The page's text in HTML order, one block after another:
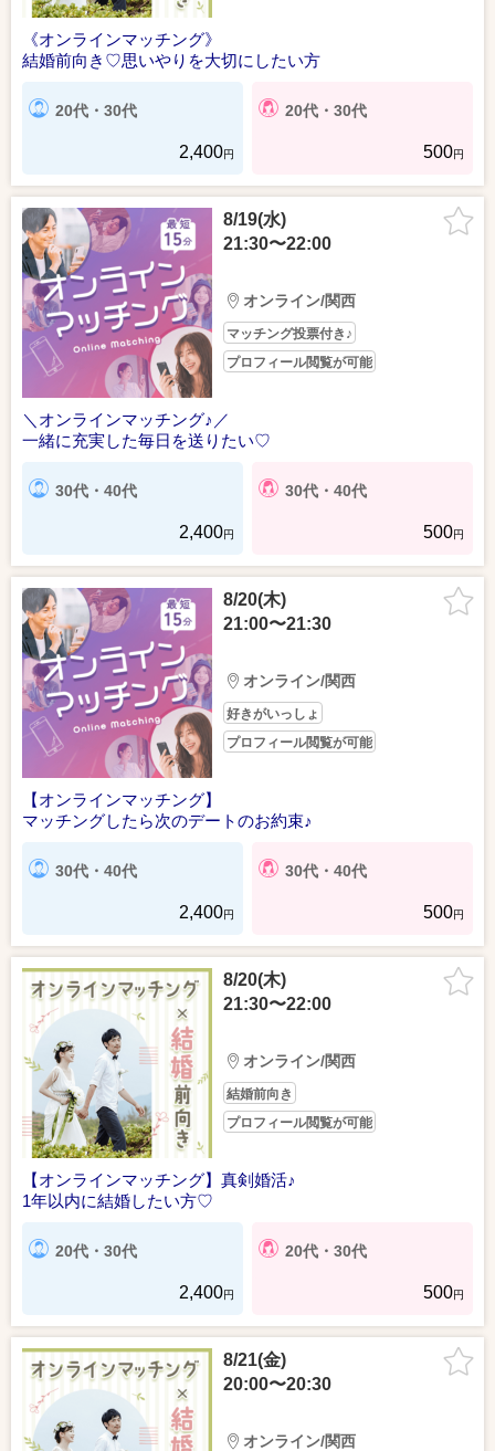
《オンラインマッチング》
結婚前向き♡思いやりを大切にしたい方
20代・30代
2,400円
20代・30代
500円
8/19(水)
21:30〜22:00
オンライン/関西
マッチング投票付き♪
プロフィール閲覧が可能
＼オンラインマッチング♪／
一緒に充実した毎日を送りたい♡
30代・40代
2,400円
30代・40代
500円
8/20(木)
21:00〜21:30
オンライン/関西
好きがいっしょ
プロフィール閲覧が可能
【オンラインマッチング】
マッチングしたら次のデートのお約束♪
30代・40代
2,400円
30代・40代
500円
8/20(木)
21:30〜22:00
オンライン/関西
結婚前向き
プロフィール閲覧が可能
【オンラインマッチング】真剣婚活♪
1年以内に結婚したい方♡
20代・30代
2,400円
20代・30代
500円
8/21(金)
20:00〜20:30
オンライン/関西